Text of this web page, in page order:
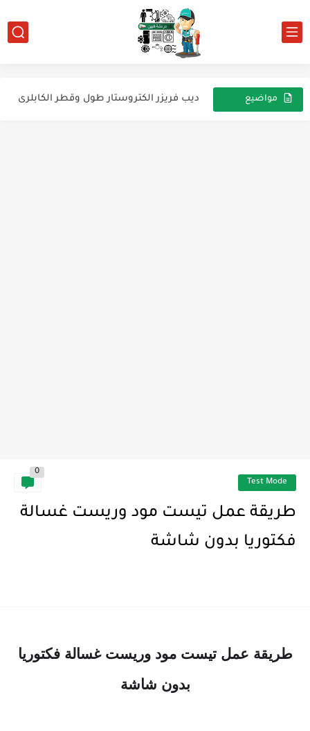
مواضيع
بيانات تلاجه إيديال 340 نوفروست
ديب فريزر الكتروستار طول وقطر الكابلرى
Test Mode
0
طريقة عمل تيست مود وريست غسالة
فكتوريا بدون شاشة
طريقة عمل تيست مود وريست غسالة فكتوريا
بدون شاشة